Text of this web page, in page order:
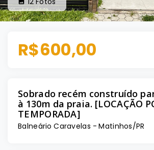
R$600,00
Sobrado recém construído
à 130m da praia. [LOCAÇÃO
TEMPORADA]
Balneário Caravelas - Matinhos/PR